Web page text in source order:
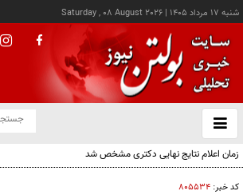
شنبه ۱۷ مرداد ۱۴۰۵ |
Saturday , 08 August 2026
باز
و
کد خبر: ۸۰۵۵۳۴